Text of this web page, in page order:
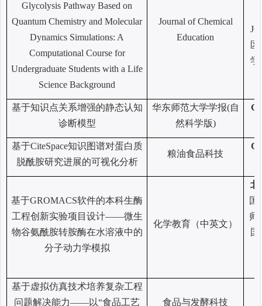
Glycolysis Pathway Based on
Quantum Chemistry and Molecular
Dynamics Simulations: A
Computational Course for
Undergraduate Students with a Life
Science Background
Journal of Chemical
Education
学
基于知识点关系增强的静态认知
诊断模型
华东师范大学学报(自
然科学版)
基于CiteSpace知识图谱对蛋白质
脱酰胺研究进展的可视化分析
粮油食品科技
基于GROMACS软件的本科生酶
工程创新实验项目设计——微生
物谷氨酰胺转胺酶在水溶液中的
分子动力学模拟
化学教育（中英文）
北
国
师
基于虚拟仿真技术培养复杂工程
问题解决能力——以“食品工艺 食品与发酵科技